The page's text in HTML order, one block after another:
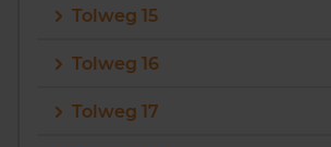
Maandag t/m vrijdag - 08:00 -18:00
Tolweg 15
Tolweg 16
Tolweg 17